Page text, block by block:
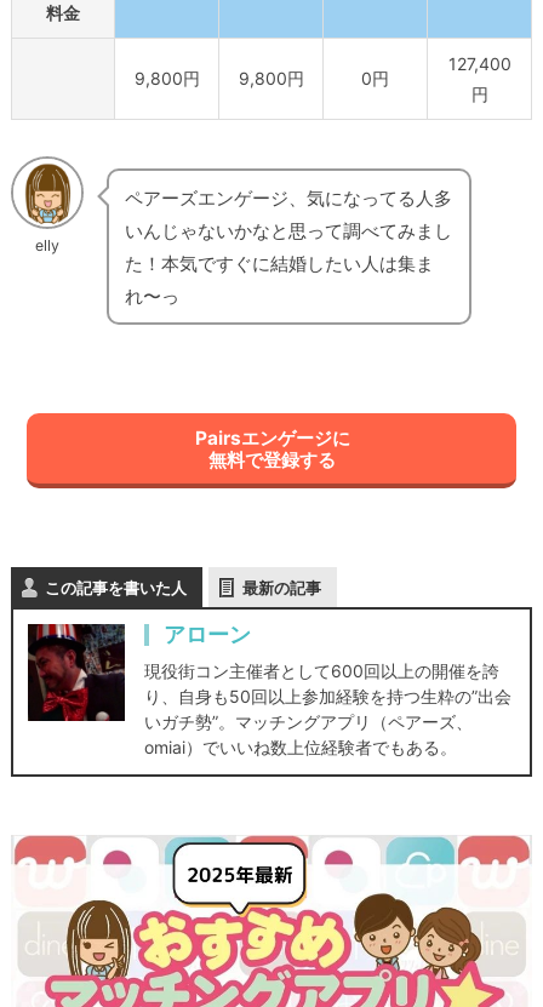
料金
9,800円 9,800円 0円
127,400
円
elly
ペアーズエンゲージ、気になってる人多
いんじゃないかなと思って調べてみまし
た！本気ですぐに結婚したい人は集ま
れ〜っ
Pairsエンゲージに
無料で登録する
この記事を書いた人 最新の記事
アローン
現役街コン主催者として600回以上の開催を誇
り、自身も50回以上参加経験を持つ生粋の”出会
いガチ勢”。マッチングアプリ（ペアーズ、
omiai）でいいね数上位経験者でもある。